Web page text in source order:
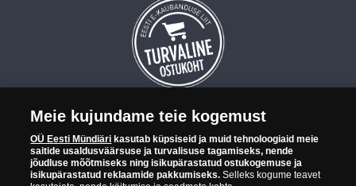
OÜ Eesti Mündiäri on maailma tuntumate rahapajade
kollektsioonimüntide ja -medalite levitaja Eestis. OÜ Eesti Mündiäri
kuulub ettevõttele "Samlerhuset Group“.
Meie kujundame teie kogemust
OÜ Eesti Mündiäri kasutab küpsiseid ja muid tehnoloogiaid meie
saitide usaldusväärsuse ja turvalisuse tagamiseks, nende
jõudluse mõõtmiseks ning isikupärastatud ostukogemuse ja
isikupärastatud reklaamide pakkumiseks. Selleks kogume teavet